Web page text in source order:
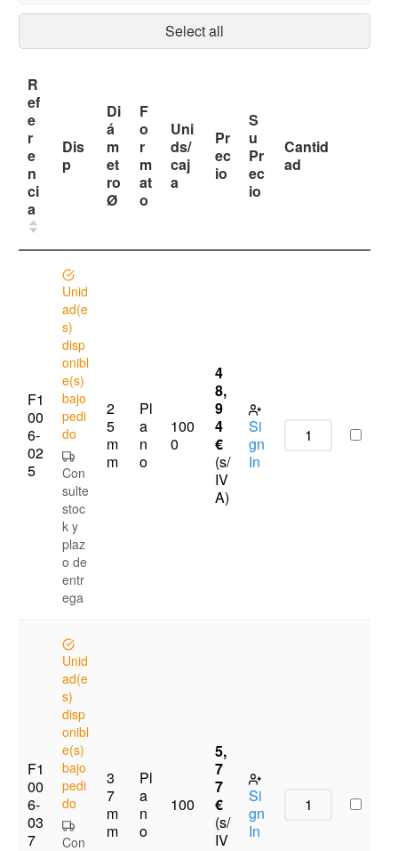
Select all
R
ef
e
r
e
n
ci
a
Dis
p
Di
á
m
et
ro
Ø
F
o
r
m
at
o
Uni
ds/
caj
a
Pr
ec
io
S
u
Pr
ec
io
Cantid
ad
F1
00
6-
02
5
Unid
ad(e
s)
disp
onibl
e(s)
bajo
pedi
do
Con
sulte
stoc
k y
plaz
o de
entr
ega
2
5
m
m
Pl
a
n
o
100
0
4
8,
9
4
€
(s/
IV
A)
Si
gn
In
F1
00
6-
03
7
Unid
ad(e
s)
disp
onibl
e(s)
bajo
pedi
do
Con
3
7
m
m
Pl
a
n
o
100
5,
7
7
€
(s/
IV
Si
gn
In